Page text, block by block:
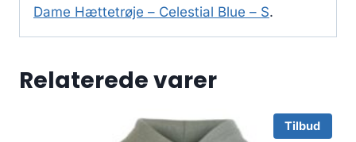
Dame Hættetrøje – Celestial Blue – S.
Relaterede varer
Tilbud